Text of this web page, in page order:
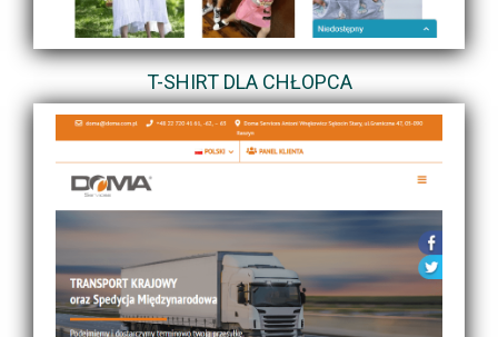
T-SHIRT DLA CHŁOPCA